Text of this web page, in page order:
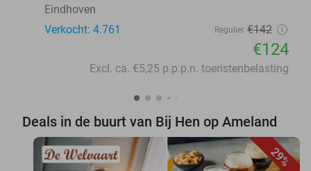
Eindhoven
Verkocht: 4.761
Regulier €142
€124
Excl. ca. €5,25 p.p.p.n. toeristenbelasting
Deals in de buurt van Bij Hen op Ameland
29%